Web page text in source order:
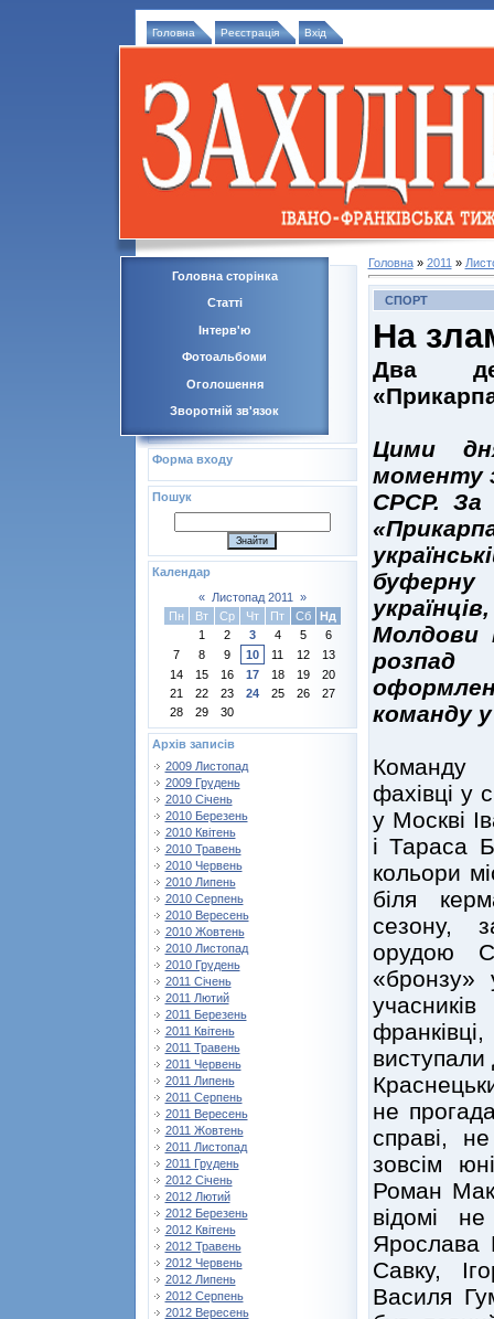
Головна Реєстрація Вхід
Головна сторінка
Статті
Інтерв'ю
Фотоальбоми
Оголошення
Зворотній зв'язок
Форма входу
Пошук
Календар
«
Листопад 2011
»
Пн
Вт Ср Чт Пт Сб
Нд
1
2 3 4 5
6
7
8 9 10 11 12
13
14
15 16 17 18 19
20
21
22 23 24 25 26
27
28
29 30
Архів записів
2009 Листопад
2009 Грудень
2010 Січень
2010 Березень
2010 Квітень
2010 Травень
2010 Червень
2010 Липень
2010 Серпень
2010 Вересень
2010 Жовтень
2010 Листопад
2010 Грудень
2011 Січень
2011 Лютий
2011 Березень
2011 Квітень
2011 Травень
2011 Червень
2011 Липень
2011 Серпень
2011 Вересень
2011 Жовтень
2011 Листопад
2011 Грудень
2012 Січень
2012 Лютий
2012 Березень
2012 Квітень
2012 Травень
2012 Червень
2012 Липень
2012 Серпень
2012 Вересень
Головна» 2011 »
СПОРТ
На
Два
Цими
моменту
СРСР. За
буферну
Молдови
розпад
команду
Команду
фахівці у
у Москві
і Тараса
кольори
біля
сезону,
орудою
«бронзу»
не
справі,
зовсім
Роман
відомі
Ярослава
Савку,
Василя